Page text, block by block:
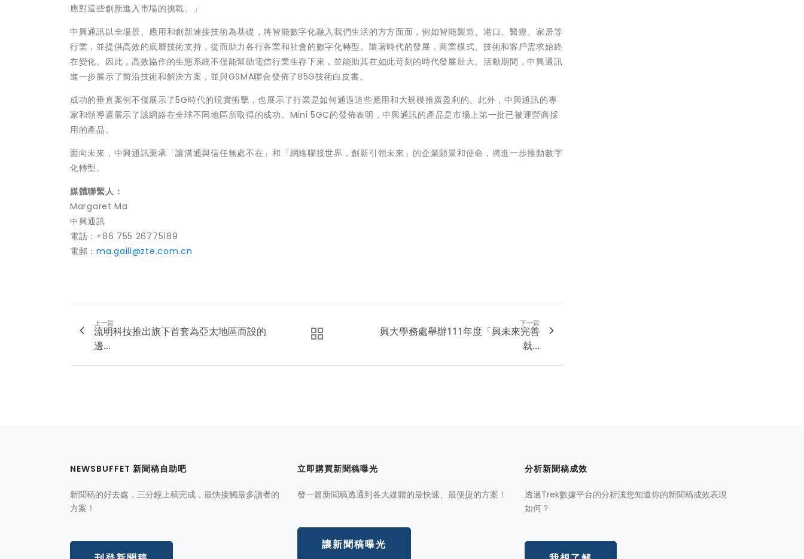
應對這些創新進入市場的挑戰。」
中興通訊以全場景、應用和創新連接技術為基礎，將智能數字化融入我們生活的方方面面，例如智能製造、港口、醫療、家居等
行業，並提供高效的底層技術支持，從而助力各行各業和社會的數字化轉型。隨著時代的發展，商業模式、技術和客戶需求始終
在變化。因此，高效協作的生態系統不僅能幫助電信行業生存下來，並能助其在如此苛刻的時代發展壯大。活動期間，中興通訊
進一步展示了前沿技術和解決方案，並與GSMA聯合發佈了B5G技術白皮書。
成功的垂直案例不僅展示了5G時代的現實衝擊，也展示了行業是如何通過這些應用和大規模推廣盈利的。此外，中興通訊的專
家和領導還展示了該網絡在全球不同地區所取得的成功。 Mini 5GC的發佈表明，中興通訊的產品是市場上第一批已被運營商採
用的產品。
面向未來，中興通訊秉承「讓溝通與信任無處不在」和「網絡聯接世界，創新引領未來」的企業願景和使命，將進一步推動數字
化轉型。
媒體聯繫人：
Margaret Ma
中興通訊
電話： +86 755 26775189
電郵：ma.gaili@zte.com.cn
上一篇
流明科技推出旗下首套為亞太地區而設的
邊...
下一篇
興大學務處舉辦111年度「興未來完善
就...
NEWSBUFFET 新聞稿自助吧
新聞稿的好去處，三分鐘上稿完成，最快接觸最多讀者的
方案！
立即購買新聞稿曝光
發一篇新聞稿透通到各大媒體的最快速、最便捷的方案！
讓新聞稿曝光
分析新聞稿成效
透過Trek數據平台的分析讓您知道你的新聞稿成效表現
如何？